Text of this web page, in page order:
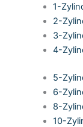
1-
2-
3-
4-
5-
6-
8-
10-